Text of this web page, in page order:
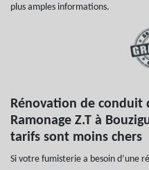
plus amples informations.
Rénovation de conduit
Ramonage Z.T à
tarifs sont moins chers
Si votre fumisterie a besoin d’une